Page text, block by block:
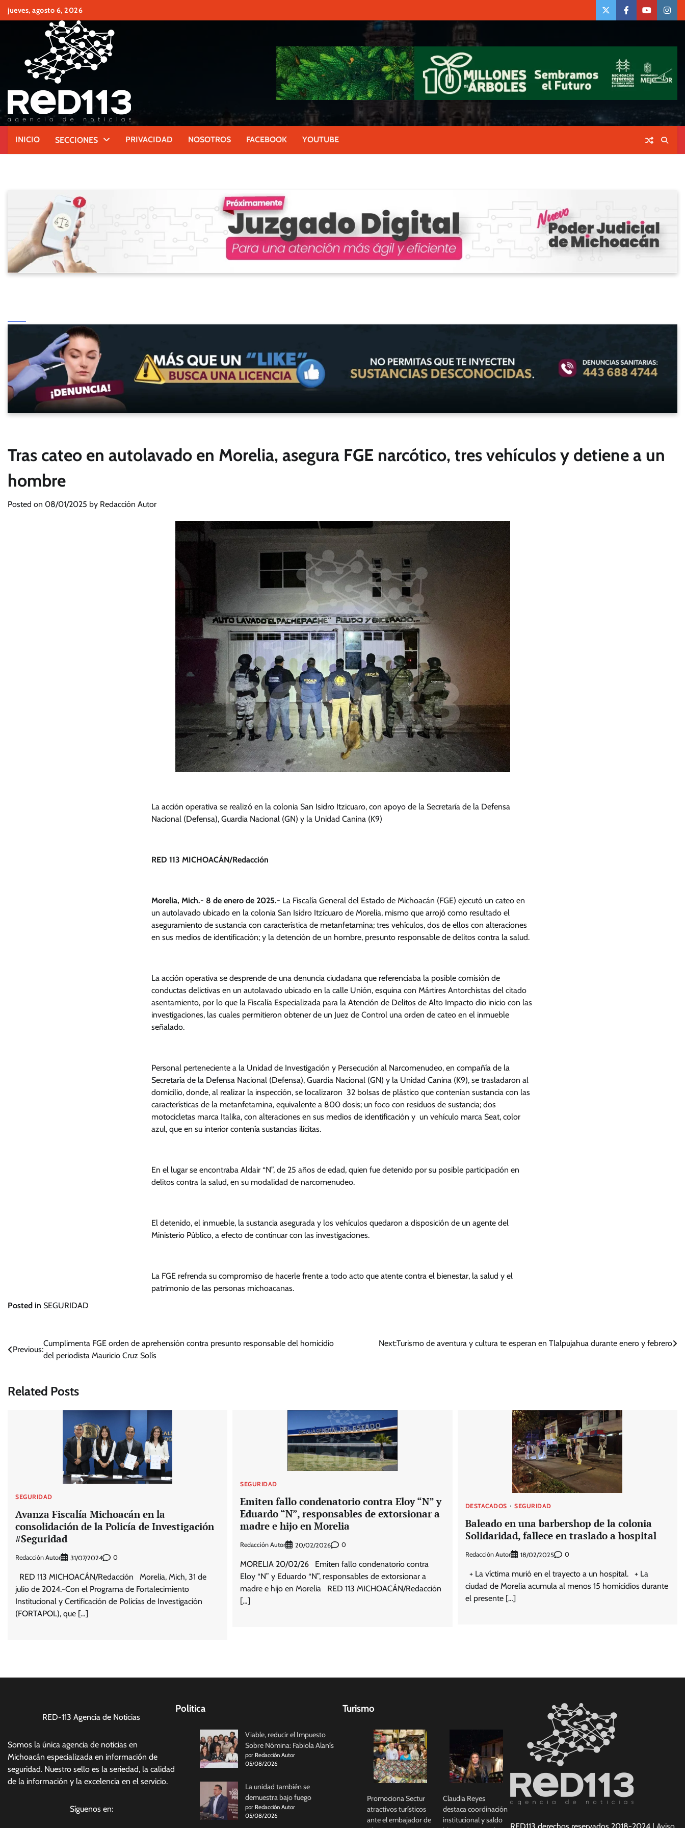
Skipjueves, agosto 6, 2026
twiter Face Youtubeinsta
INICIO SECCIONES PRIVACIDAD NOSOTROS FACEBOOK YOUTUBE
Tras cateo en autolavado en Morelia, asegura FGE narcótico, tres vehículos y detiene a un
hombre
Posted on 08/01/2025 by Redacción Autor
La acción operativa se realizó en la colonia San Isidro Itzicuaro, con apoyo de la Secretaría de la Defensa
Nacional (Defensa), Guardia Nacional (GN) y la Unidad Canina (K9)
RED 113 MICHOACÁN/Redacción
Morelia, Mich.- 8 de enero de 2025.- La Fiscalía General del Estado de Michoacán (FGE) ejecutó un cateo en
un autolavado ubicado en la colonia San Isidro Itzícuaro de Morelia, mismo que arrojó como resultado el
aseguramiento de sustancia con característica de metanfetamina; tres vehículos, dos de ellos con alteraciones
en sus medios de identificación; y la detención de un hombre, presunto responsable de delitos contra la salud.
La acción operativa se desprende de una denuncia ciudadana que referenciaba la posible comisión de
conductas delictivas en un autolavado ubicado en la calle Unión, esquina con Mártires Antorchistas del citado
asentamiento, por lo que la Fiscalía Especializada para la Atención de Delitos de Alto Impacto dio inicio con las
investigaciones, las cuales permitieron obtener de un Juez de Control una orden de cateo en el inmueble
señalado.
Personal perteneciente a la Unidad de Investigación y Persecución al Narcomenudeo, en compañía de la
Secretaría de la Defensa Nacional (Defensa), Guardia Nacional (GN) y la Unidad Canina (K9), se trasladaron al
domicilio, donde, al realizar la inspección, se localizaron 32 bolsas de plástico que contenían sustancia con las
características de la metanfetamina, equivalente a 800 dosis; un foco con residuos de sustancia; dos
motocicletas marca Italika, con alteraciones en sus medios de identificación y un vehículo marca Seat, color
azul, que en su interior contenía sustancias ilícitas.
En el lugar se encontraba Aldair “N”, de 25 años de edad, quien fue detenido por su posible participación en
delitos contra la salud, en su modalidad de narcomenudeo.
El detenido, el inmueble, la sustancia asegurada y los vehículos quedaron a disposición de un agente del
Ministerio Público, a efecto de continuar con las investigaciones.
La FGE refrenda su compromiso de hacerle frente a todo acto que atente contra el bienestar, la salud y el
patrimonio de las personas michoacanas.
Posted in SEGURIDAD
Navegación
Previous:
Cumplimenta FGE orden de aprehensión contra presunto responsable del homicidio
del periodista Mauricio Cruz Solís
Next:Turismo de aventura y cultura te esperan en Tlalpujahua durante enero y febrero
Related Posts
SEGURIDAD
Avanza Fiscalía Michoacán en la
consolidación de la Policía de Investigación
#Seguridad
Redacción Autor 31/07/2024 0
RED 113 MICHOACÁN/Redacción Morelia, Mich, 31 de
julio de 2024.-Con el Programa de Fortalecimiento
Institucional y Certificación de Policías de Investigación
(FORTAPOL), que […]
SEGURIDAD
Emiten fallo condenatorio contra Eloy “N” y
Eduardo “N”, responsables de extorsionar a
madre e hijo en Morelia
Redacción Autor 20/02/2026 0
MORELIA 20/02/26 Emiten fallo condenatorio contra
Eloy “N” y Eduardo “N”, responsables de extorsionar a
madre e hijo en Morelia RED 113 MICHOACÁN/Redacción
[…]
DESTACADOS SEGURIDAD
Baleado en una barbershop de la colonia
Solidaridad, fallece en traslado a hospital
Redacción Autor 18/02/2025 0
+ La víctima murió en el trayecto a un hospital. + La
ciudad de Morelia acumula al menos 15 homicidios durante
el presente […]
RED-113 Agencia de Noticias
Somos la única agencia de noticias en
Michoacán especializada en información de
seguridad. Nuestro sello es la seriedad, la calidad
de la información y la excelencia en el servicio.
Síguenos en:
Politica
Viable, reducir el Impuesto
Sobre Nómina: Fabiola Alanís
por Redacción Autor
05/08/2026
La unidad también se
demuestra bajo fuego
por Redacción Autor
05/08/2026
Turismo
Promociona Sectur
atractivos turísticos
ante el embajador de
Claudia Reyes
destaca coordinación
institucional y saldo